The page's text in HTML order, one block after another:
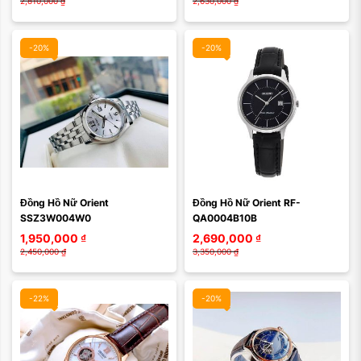
-20%
Đồng Hồ Nữ Orient
SSZ3W004W0
1,950,000 ₫
2,450,000 ₫
-20%
Đồng Hồ Nữ Orient RF-
QA0004B10B
2,690,000 ₫
3,350,000 ₫
-22%
Màu mặt:
Xóa
-20%
Màu mặt:
Xóa